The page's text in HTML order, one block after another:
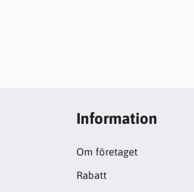
Information
Om företaget
Rabatt